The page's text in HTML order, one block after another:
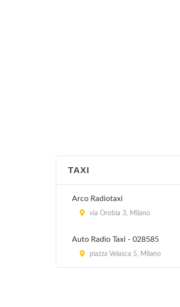
TAXI
Arco Radiotaxi
via Orobia 3, Milano
Auto Radio Taxi - 028585
piazza Velasca 5, Milano